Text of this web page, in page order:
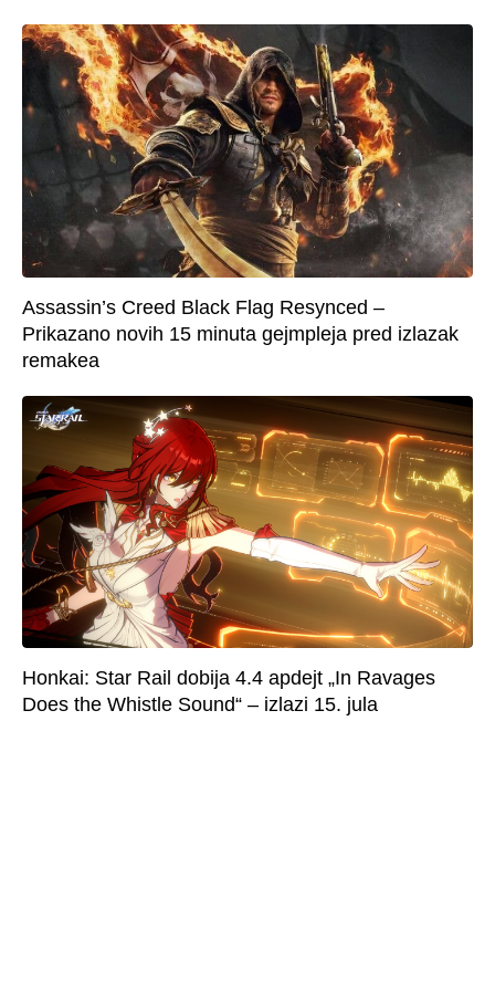
Assassin’s Creed Black Flag Resynced –
Prikazano novih 15 minuta gejmpleja pred izlazak
remakea
Honkai: Star Rail dobija 4.4 apdejt „In Ravages
Does the Whistle Sound“ – izlazi 15. jula